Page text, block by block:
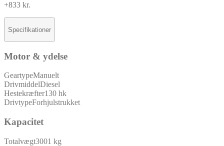
+833 kr.
Specifikationer
Motor & ydelse
GeartypeManuelt
DrivmiddelDiesel
Hestekræfter130 hk
DrivtypeForhjulstrukket
Kapacitet
Totalvægt3001 kg